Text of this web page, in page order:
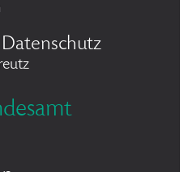
Datenschutz